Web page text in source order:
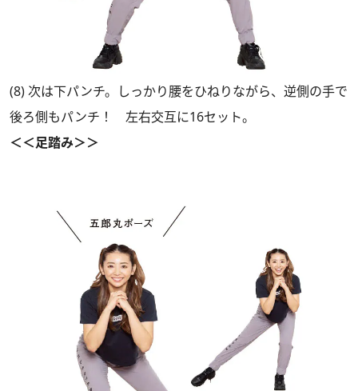
(8) 次は下パンチ。しっかり腰をひねりながら、逆側の手で
後ろ側もパンチ！ 左右交互に16セット。
＜＜足踏み＞＞